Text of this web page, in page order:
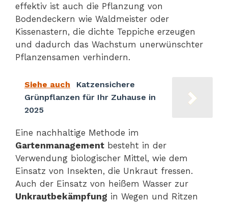
effektiv ist auch die Pflanzung von
Bodendeckern wie Waldmeister oder
Kissenastern, die dichte Teppiche erzeugen
und dadurch das Wachstum unerwünschter
Pflanzensamen verhindern.
Siehe auch
Katzensichere
Grünpflanzen für Ihr Zuhause in
2025
Eine nachhaltige Methode im
Gartenmanagement besteht in der
Verwendung biologischer Mittel, wie dem
Einsatz von Insekten, die Unkraut fressen.
Auch der Einsatz von heißem Wasser zur
Unkrautbekämpfung in Wegen und Ritzen